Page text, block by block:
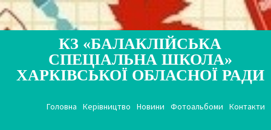
КЗ «БАЛАКЛІЙСЬКА
СПЕЦІАЛЬНА ШКОЛА»
ХАРКІВСЬКОЇ ОБЛАСНОЇ РАДИ
Головна Керівництво Новини Фотоальбоми Контакти